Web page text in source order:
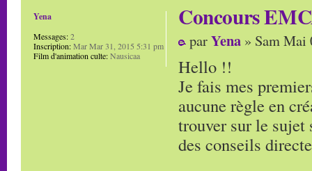
Concours
parYena » Sam Mai
Hello !!
Je fais mes
aucune règle en
trouver sur le sujet
des conseils
Yena
Messages:2
Inscription:Mar Mar 31, 2015 5:31 pm
Film d'animation culte:Nausicaa